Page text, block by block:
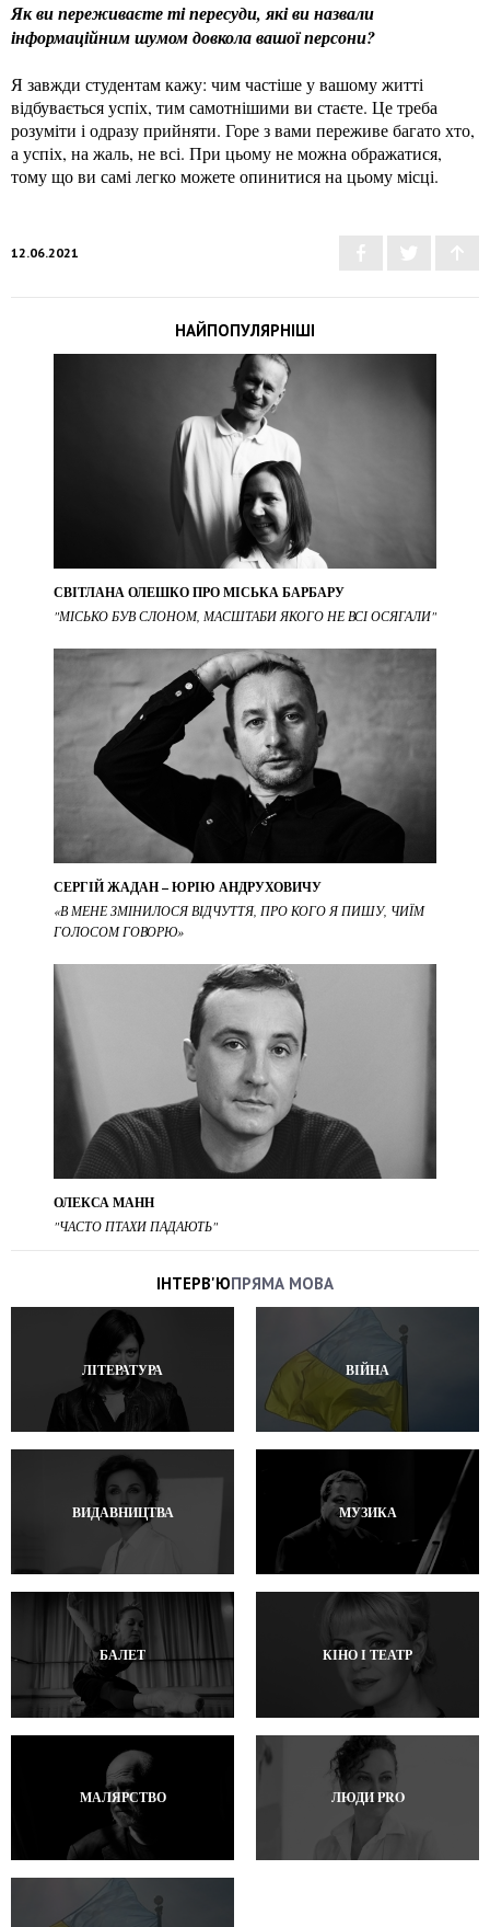
Як ви переживаєте ті пересуди, які ви назвали
інформаційним шумом довкола вашої персони?
Я завжди студентам кажу: чим частіше у вашому житті
відбувається успіх, тим самотнішими ви стаєте. Це треба
розуміти і одразу прийняти. Горе з вами переживе багато хто,
а успіх, на жаль, не всі. При цьому не можна ображатися,
тому що ви самі легко можете опинитися на цьому місці.
12.06.2021
НАЙПОПУЛЯРНІШІ
СВІТЛАНА ОЛЕШКО ПРО МІСЬКА БАРБАРУ
"МІСЬКО БУВ СЛОНОМ, МАСШТАБИ ЯКОГО НЕ ВСІ ОСЯГАЛИ"
СЕРГІЙ ЖАДАН – ЮРІЮ АНДРУХОВИЧУ
«В МЕНЕ ЗМІНИЛОСЯ ВІДЧУТТЯ, ПРО КОГО Я ПИШУ, ЧИЇМ
ГОЛОСОМ ГОВОРЮ»
ОЛЕКСА МАНН
"ЧАСТО ПТАХИ ПАДАЮТЬ"
ІНТЕРВ'ЮПРЯМА МОВА
ЛІТЕРАТУРА ВІЙНА
ВИДАВНИЦТВА МУЗИКА
БАЛЕТ КІНО І ТЕАТР
МАЛЯРСТВО ЛЮДИ PRO